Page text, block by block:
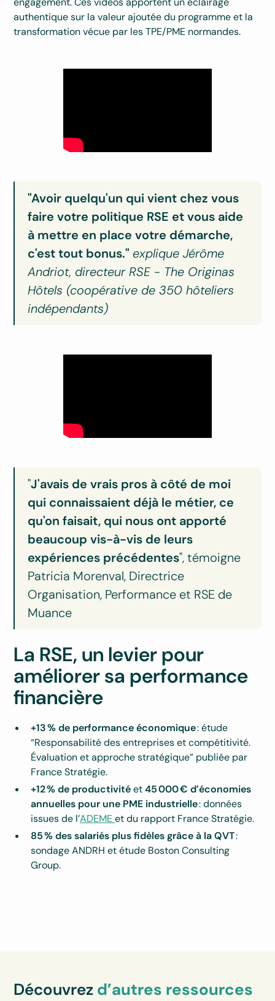
authentique sur la valeur ajoutée du programme et la
transformation vécue par les TPE/PME normandes.
"Avoir quelqu'un qui vient chez vous
faire votre politique RSE et vous aide
à mettre en place votre démarche,
c'est tout bonus." explique Jérôme
Andriot, directeur RSE - The Originas
Hôtels (coopérative de 350 hôteliers
indépendants)
"J'avais de vrais pros à côté de moi
qui connaissaient déjà le métier, ce
qu'on faisait, qui nous ont apporté
beaucoup vis-à-vis de leurs
expériences précédentes", témoigne
Patricia Morenval, Directrice
Organisation, Performance et RSE de
Muance
La RSE, un levier pour
améliorer sa performance
financière
+13 % de performance économique: étude
“Responsabilité des entreprises et compétitivité.
Évaluation et approche stratégique” publiée par
France Stratégie.
+12 % de productivitéet45 000 € d’économies
annuelles pour une PME industrielle: données
issues de l’ADEMEet du rapport France Stratégie.
85 % des salariés plus fidèles grâce à la QVT:
sondage ANDRH et étude Boston Consulting
Group.
Découvrez d’autres ressources